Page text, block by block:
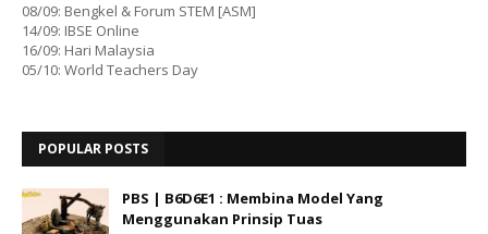
08/09: Bengkel & Forum STEM [ASM]
14/09: IBSE Online
16/09: Hari Malaysia
05/10: World Teachers Day
POPULAR POSTS
PBS | B6D6E1 : Membina Model Yang
Menggunakan Prinsip Tuas